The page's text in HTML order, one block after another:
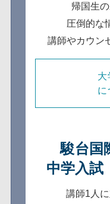
帰国生
圧倒的な
講師やカウン
大
に
駿台国
中学入試
講師1人